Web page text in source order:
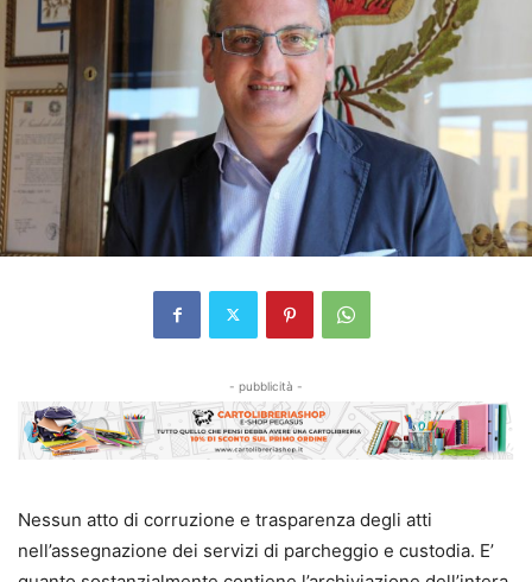
- pubblicità -
Nessun atto di corruzione e trasparenza degli atti
nell’assegnazione dei servizi di parcheggio e custodia. E’